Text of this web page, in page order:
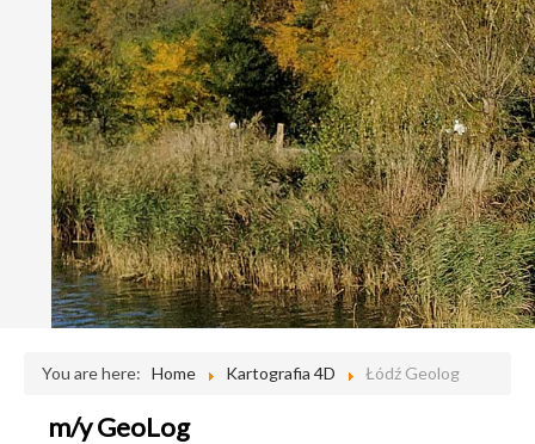
Contact
You are here: Home Kartografia 4D Łódź Geolog
m/y GeoLog